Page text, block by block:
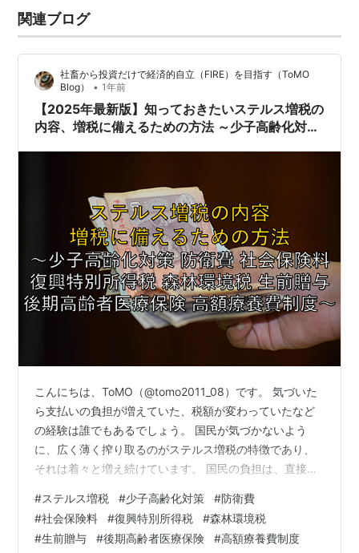
*2:その年分の所得税において外国税額控除の適用があ
得税額となる
関連ブログ
社畜から投資だけで経済的自立（FIRE）を目指す（ToMO
Blog）
• 1年前
【2025年最新版】知っておきたいステルス増税の
内容、増税に備えるための方法 ～少子高齢化対策
こんにちは、ToMO（@tomo2011_08）です。 気づいた
ら支払いの負担が増えていた、税額が変わっていたなど
の経験は誰でもあるでしょう。 国民が気づかないよう
に、広く薄く搾り取るのがステルス増税の特徴であり、
それは着々と増え続けています。 国民の負担は、直接的
て税源を確保しようという政府の思惑が透けて見えま
す。 ステルス増税の内容を知って、対策することによっ
て少しでも節税できるように備えることが大事です。 そ
#ステルス増税 #少子高齢化対策 #防衛費
#社会保険料 #復興特別所得税 #森林環境税
#生前贈与 #後期高齢者医療保険 #高額療養費制度